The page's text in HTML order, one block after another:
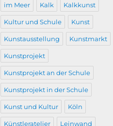
im Meer Kalk Kalkkunst
Kultur und Schule Kunst
Kunstausstellung Kunstmarkt
Kunstprojekt
Kunstprojekt an der Schule
Kunstprojekt in der Schule
Kunst und Kultur Köln
Künstleratelier Leinwand